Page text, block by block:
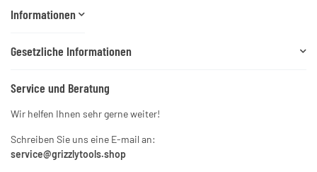
Informationen
Gesetzliche Informationen
Service und Beratung
Wir helfen Ihnen sehr gerne weiter!
Schreiben Sie uns eine E-mail an:
service@grizzlytools.shop